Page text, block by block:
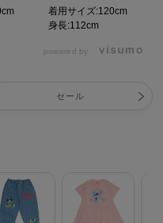
着用サイズ:120cm
身長:112cm
powered by
セール